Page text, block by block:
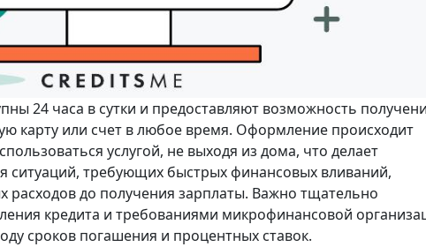
24 часа в сутки и предоставляют возможность
карту или счет в любое время. Оформление происходит
услугой, не выходя из дома, что делает
требующих быстрых финансовых вливаний,
до получения зарплаты. Важно тщательно
кредита и требованиями микрофинансовой
сроков погашения и процентных ставок.